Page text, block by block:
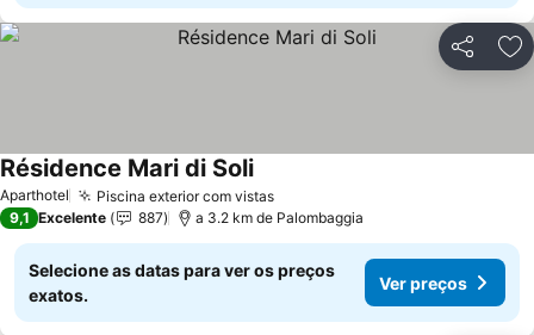
Partilhar
Aparthotel Piscina exterior com vistasVer preços
Résidence Mari di SoliVer preços
9,1 Excelente 887 a 3.2 km de Palombaggia
Selecione as datas para ver os preços
exatos.
Ver preços